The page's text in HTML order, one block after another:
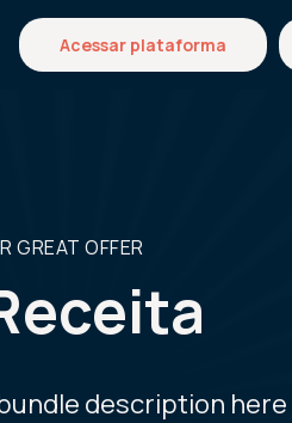
Acessar plataforma
GREAT OFFER
description here